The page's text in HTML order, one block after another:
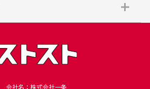
会社名：株式会社一条